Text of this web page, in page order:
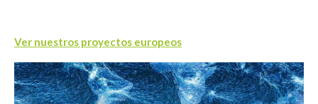
Ver nuestros proyectos europeos